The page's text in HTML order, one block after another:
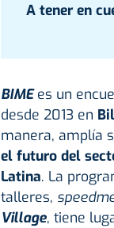
A tener en
BIMEes un
desde 2013 en
manera, amplía
el futuro del
Latina. La
talleres,
Village, tiene